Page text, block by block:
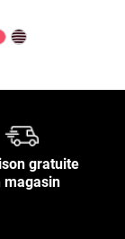
gratuite
magasin